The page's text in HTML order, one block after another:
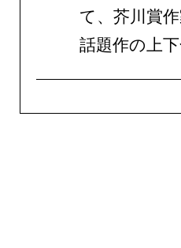
て、芥川賞
話題作の上下